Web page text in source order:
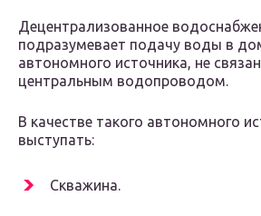
Децентрализованное
подразумевает подачу воды в
автономного источника, не
центральным водопроводом.
В качестве такого автономного
выступать:
Скважина.